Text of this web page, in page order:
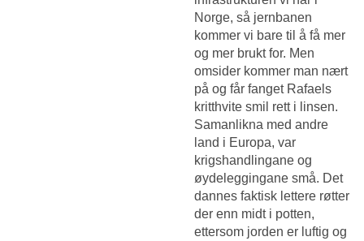
Norge, så jernbanen
kommer vi bare til å få mer
og mer brukt for. Men
omsider kommer man nært
på og får fanget Rafaels
kritthvite smil rett i linsen.
Samanlikna med andre
land i Europa, var
krigshandlingane og
øydeleggingane små. Det
dannes faktisk lettere røtter
der enn midt i potten,
ettersom jorden er luftig og